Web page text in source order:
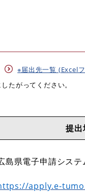
※届出先一覧 (Excel
たがってください。​
提出
島県電子申請システ
apply.e-